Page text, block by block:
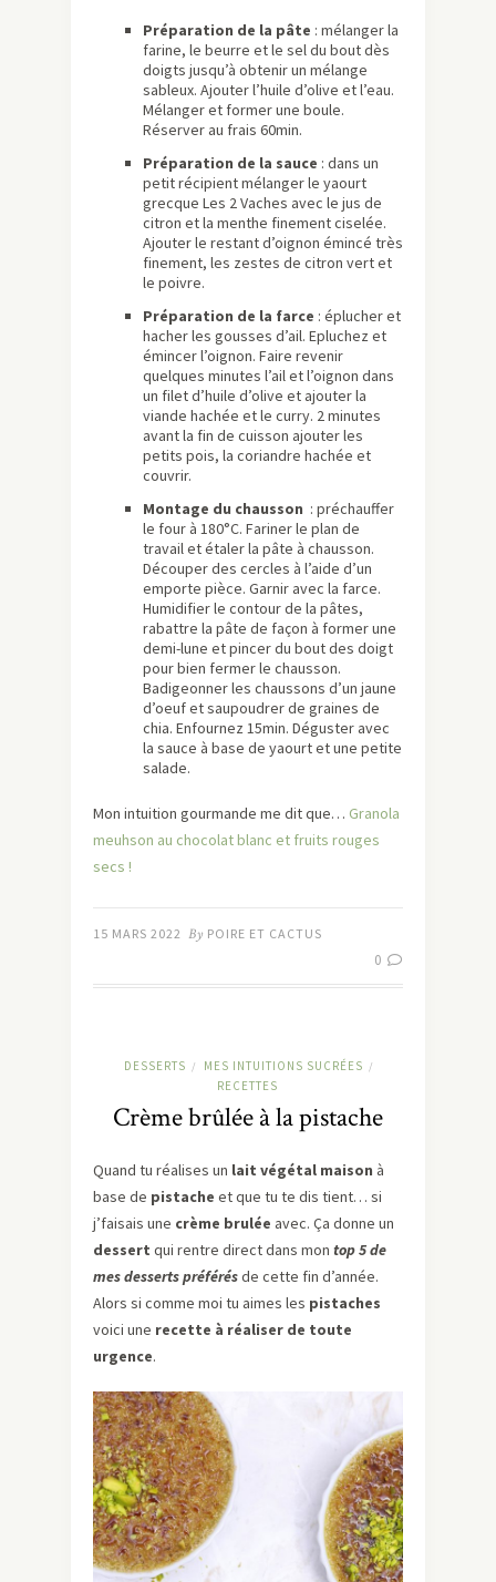
Préparation de la pâte : mélanger la
farine, le beurre et le sel du bout dès
doigts jusqu’à obtenir un mélange
sableux. Ajouter l’huile d’olive et l’eau.
Mélanger et former une boule.
Réserver au frais 60min.
Préparation de la sauce : dans un
petit récipient mélanger le yaourt
grecque Les 2 Vaches avec le jus de
citron et la menthe finement ciselée.
Ajouter le restant d’oignon émincé très
finement, les zestes de citron vert et
le poivre.
Préparation de la farce : éplucher et
hacher les gousses d’ail. Epluchez et
émincer l’oignon. Faire revenir
quelques minutes l’ail et l’oignon dans
un filet d’huile d’olive et ajouter la
viande hachée et le curry. 2 minutes
avant la fin de cuisson ajouter les
petits pois, la coriandre hachée et
couvrir.
Montage du chausson : préchauffer
le four à 180°C. Fariner le plan de
travail et étaler la pâte à chausson.
Découper des cercles à l’aide d’un
emporte pièce. Garnir avec la farce.
Humidifier le contour de la pâtes,
rabattre la pâte de façon à former une
demi-lune et pincer du bout des doigt
pour bien fermer le chausson.
Badigeonner les chaussons d’un jaune
d’oeuf et saupoudrer de graines de
chia. Enfournez 15min. Déguster avec
la sauce à base de yaourt et une petite
salade.
Mon intuition gourmande me dit que… Granola
meuhson au chocolat blanc et fruits rouges
secs !
15 MARS 2022 By POIRE ET CACTUS
0
DESSERTS / MES INTUITIONS SUCRÉES /
RECETTES
Crème brûlée à la pistache
Quand tu réalises un lait végétal maison à
base de pistache et que tu te dis tient… si
j’faisais une crème brulée avec. Ça donne un
dessert qui rentre direct dans mon top 5 de
mes desserts préférésde cette fin d’année.
Alors si comme moi tu aimes les pistaches
voici une recette à réaliser de toute
urgence.